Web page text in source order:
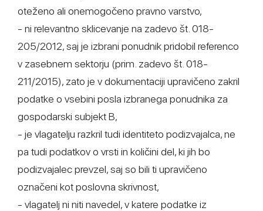
oteženo ali onemogočeno pravno varstvo,
- ni relevantno sklicevanje na zadevo št. 018-
205/2012, saj je izbrani ponudnik pridobil referenco
v zasebnem sektorju (prim. zadevo št. 018-
211/2015), zato je v dokumentaciji upravičeno zakril
podatke o vsebini posla izbranega ponudnika za
gospodarski subjekt B,
- je vlagatelju razkril tudi identiteto podizvajalca, ne
pa tudi podatkov o vrsti in količini del, ki jih bo
podizvajalec prevzel, saj so bili ti upravičeno
označeni kot poslovna skrivnost,
- vlagatelj ni niti navedel, v katere podatke iz